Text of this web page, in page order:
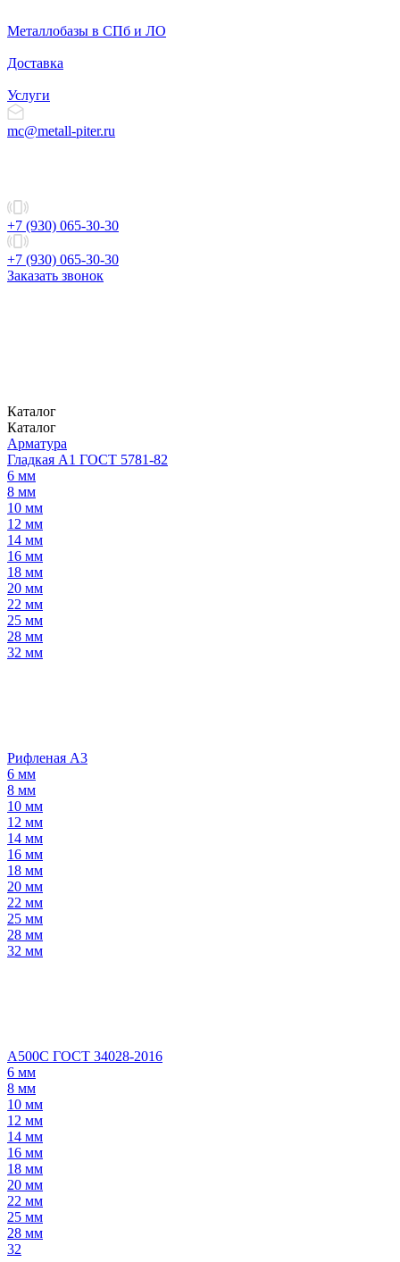
Металлобазы в СПб и ЛО
Доставка
Услуги
mc@metall-piter.ru
+7 (930) 065-30-30
+7 (930) 065-30-30
Заказать звонок
Каталог
Каталог
Арматура
Гладкая А1 ГОСТ 5781-82
6 мм
8 мм
10 мм
12 мм
14 мм
16 мм
18 мм
20 мм
22 мм
25 мм
28 мм
32 мм
Рифленая А3
6 мм
8 мм
10 мм
12 мм
14 мм
16 мм
18 мм
20 мм
22 мм
25 мм
28 мм
32 мм
А500С ГОСТ 34028-2016
6 мм
8 мм
10 мм
12 мм
14 мм
16 мм
18 мм
20 мм
22 мм
25 мм
28 мм
32